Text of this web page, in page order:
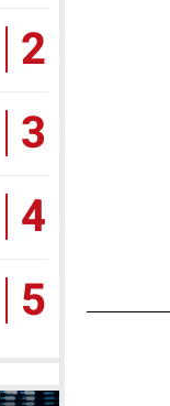
2
3
4
5